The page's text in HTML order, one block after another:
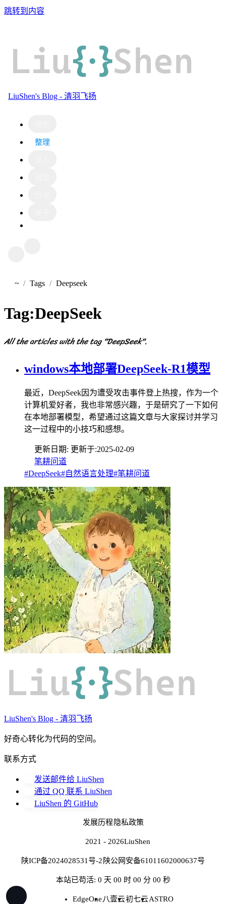
跳转到内容
Liu{·}Shen
LiuShen's Blog - 清羽飞扬
整理
~首页Tags Deepseek
Tag:DeepSeek
All the articles with the tag "DeepSeek".
windows本地部署DeepSeek-R1模型
最近，DeepSeek因为遭受攻击事件登上热搜，作为一个
计算机爱好者，我也非常感兴趣，于是研究了一下如何
在本地部署模型，希望通过这篇文章与大家探讨并学习
这一过程中的小技巧和感想。
更新日期: 更新于:2025-02-09
笔耕问道
#DeepSeek#自然语言处理#笔耕问道
Liu{·}Shen
LiuShen's Blog - 清羽飞扬
好奇心转化为代码的空间。
联系方式
发送邮件给 LiuShen
通过 QQ 联系 LiuShen
LiuShen 的 GitHub
发展历程 隐私政策
2021 - 2026LiuShen
陕ICP备2024028531号-2 陕公网安备61011602000637号
本站已苟活: 0 天 00 时 00 分 00 秒
EdgeOne八壹云初七云ASTRO